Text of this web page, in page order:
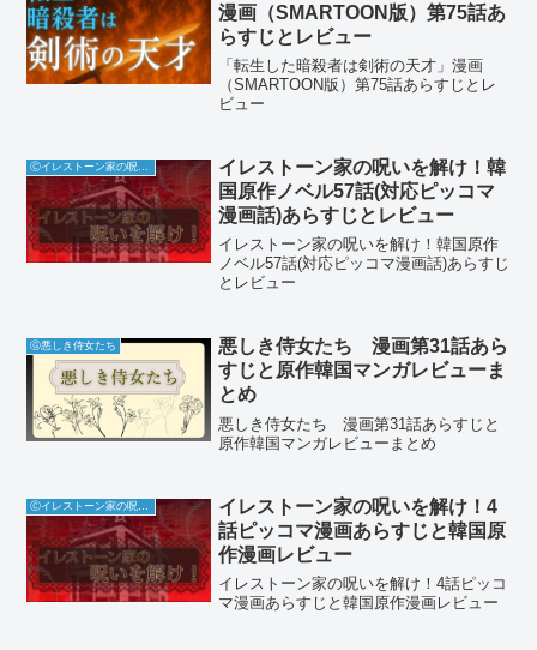
漫画（SMARTOON版）第75話あ
らすじとレビュー
「転生した暗殺者は剣術の天才」漫画
（SMARTOON版）第75話あらすじとレ
ビュー
Ⓒイレストーン家の呪いを解け
イレストーン家の呪いを解け！韓
国原作ノベル57話(対応ピッコマ
漫画話)あらすじとレビュー
イレストーン家の呪いを解け！韓国原作
ノベル57話(対応ピッコマ漫画話)あらすじ
とレビュー
Ⓖ悪しき侍女たち
悪しき侍女たち 漫画第31話あら
すじと原作韓国マンガレビューま
とめ
悪しき侍女たち 漫画第31話あらすじと
原作韓国マンガレビューまとめ
イレストーン家の呪いを解け！4
話ピッコマ漫画あらすじと韓国原
作漫画レビュー
イレストーン家の呪いを解け！4話ピッコ
マ漫画あらすじと韓国原作漫画レビュー